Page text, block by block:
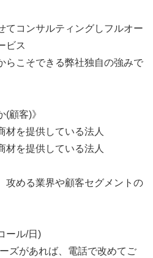
てコンサルティングしフルオー
ビス
らこそできる弊社独自の強みで
(顧客)》
材を提供している法人
材を提供している法人
める業界や顧客セグメントの
ール/日)
ズがあれば、電話で改めてご